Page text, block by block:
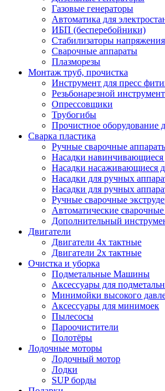
Газовые генераторы
Автоматика для
ИБП (бесперебойники)
Стабилизаторы напряжения
Сварочные аппараты
Плазморезы
Монтаж труб, прочистка
Инструмент для пресс
Резьбонарезной инструмент
Опрессовщики
Трубогибы
Прочистное оборудование
Сварка пластика
Ручные сварочные
Насадки навинчивающиеся
Насадки насаживающиеся
Насадки для ручных
Насадки для ручных
Ручные сварочные
Автоматические
Дополнительный
Двигатели
Двигатели 4х тактные
Двигатели 2х тактные
Очистка и уборка
Подметальные Машины
Аксессуары для
Минимойки высокого
Аксессуары для минимоек
Пылесосы
Пароочистители
Полотёры
Лодочные моторы
Лодочный мотор
Лодки
SUP борды